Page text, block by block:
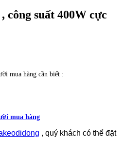
công suất 400W cực
mua hàng cần biết :
mua hàng
, quý khách có thể đặt